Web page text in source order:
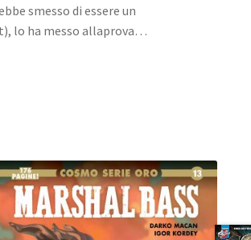
smesso di essere un
lo ha messo allaprova…